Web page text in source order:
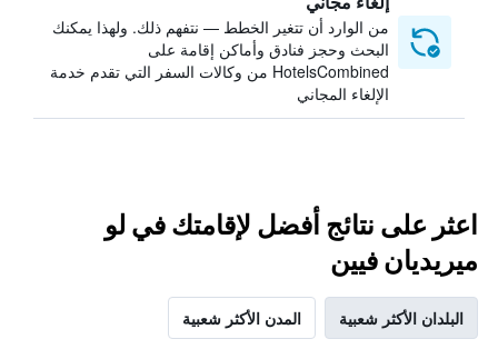
من الوارد أن تتغير الخطط — نتفهم ذلك. ولهذا يمكنك
البحث وحجز فنادق وأماكن إقامة على
HotelsCombined من وكالات السفر التي تقدم خدمة
الإلغاء المجاني
اعثر على نتائج أفضل لإقامتك في لو
ميريديان فيين
البلدان الأكثر شعبية المدن الأكثر شعبية